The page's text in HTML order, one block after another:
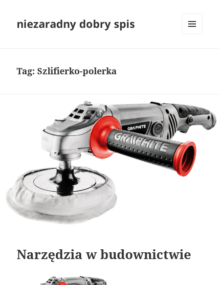
niezaradny dobry spis
Tag:Szlifierko-polerka
Narzędzia w budownictwie